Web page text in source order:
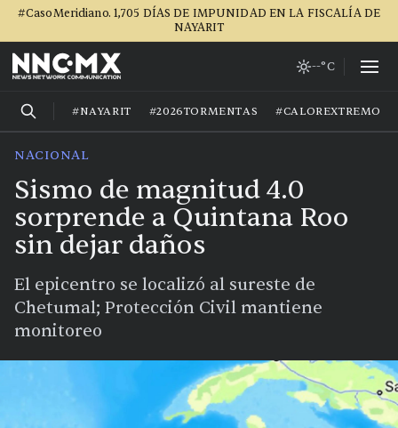
#CasoMeridiano. 1,705 DÍAS DE IMPUNIDAD EN LA FISCALÍA DE
NAYARIT
--°C
#NAYARIT #2026TORMENTAS #CALOREXTREMO
NACIONAL
Sismo de magnitud 4.0
sorprende a Quintana Roo
sin dejar daños
El epicentro se localizó al sureste de
Chetumal; Protección Civil mantiene
monitoreo